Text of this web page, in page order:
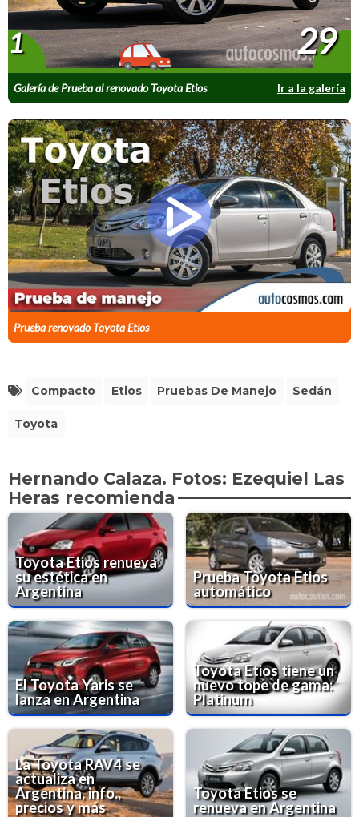
Galería de Prueba al renovado Toyota Etios
2016
Ir a la galería
1 29
Prueba renovado Toyota Etios
Compacto Etios Pruebas De Manejo Sedán
Toyota
Hernando Calaza. Fotos: Ezequiel Las
Heras recomienda
Toyota Etios renueva
su estética en
Argentina
Prueba Toyota Etios
automático
El Toyota Yaris se
lanza en Argentina
Toyota Etios tiene un
nuevo tope de gama:
Platinum
La Toyota RAV4 se
actualiza en
Argentina, info.,
precios y más
Toyota Etios se
renueva en Argentina